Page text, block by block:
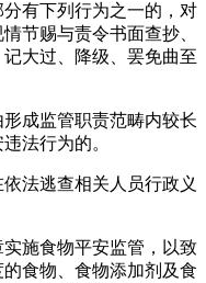
有下列行为之一的，对
节赐与责令书面查抄、
大过、降级、罢免曲至
成监管职责范畴内较长
法行为的。
法逃查相关人员行政义
施食物平安监管，以致
食物、食物添加剂及食